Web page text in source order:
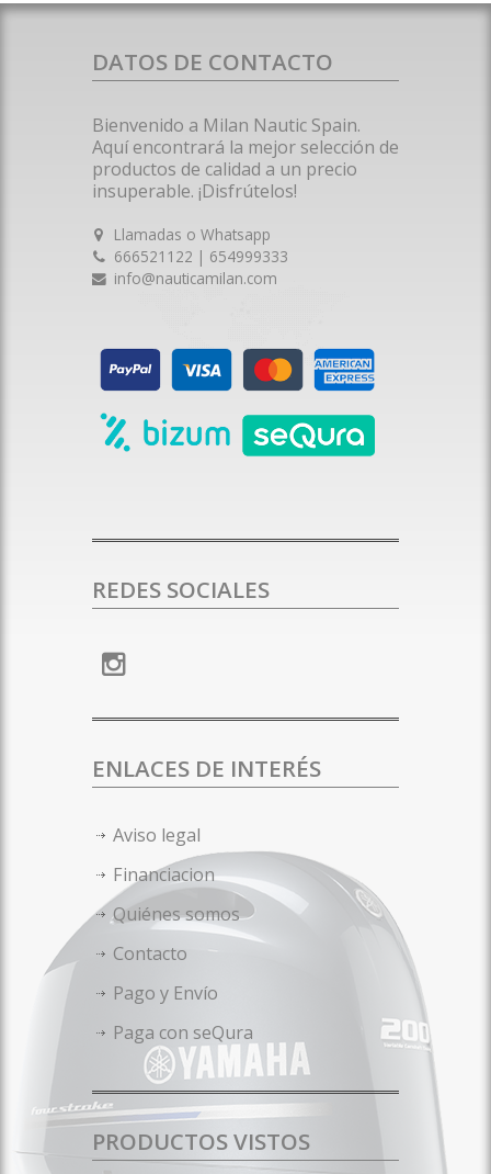
DATOS DE CONTACTO
Bienvenido a Milan Nautic Spain.
Aquí encontrará la mejor selección de
productos de calidad a un precio
insuperable. ¡Disfrútelos!
Llamadas o Whatsapp
666521122 | 654999333
info@nauticamilan.com
REDES SOCIALES
ENLACES DE INTERÉS
Aviso legal
Financiacion
Quiénes somos
Contacto
Pago y Envío
Paga con seQura
PRODUCTOS VISTOS